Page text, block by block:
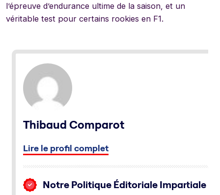
l’épreuve d’endurance ultime de la saison, et un
véritable test pour certains rookies en F1.
Thibaud Comparot
Lire le profil complet
Notre Politique Éditoriale Impartiale